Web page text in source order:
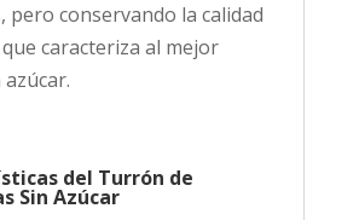
pero conservando la calidad
caracteriza al mejor
del Turrón de
Sin Azúcar